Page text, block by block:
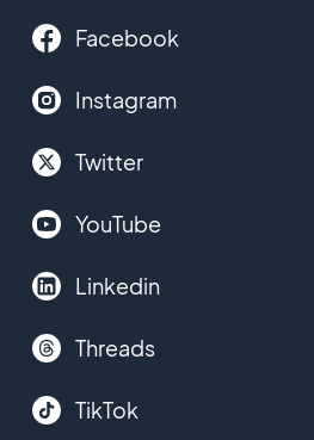
Facebook
Instagram
Twitter
YouTube
Linkedin
Threads
TikTok